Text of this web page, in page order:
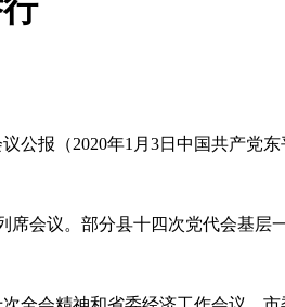
2020年1月3日中国共产党东平
会议。部分县十四次党代会基层一